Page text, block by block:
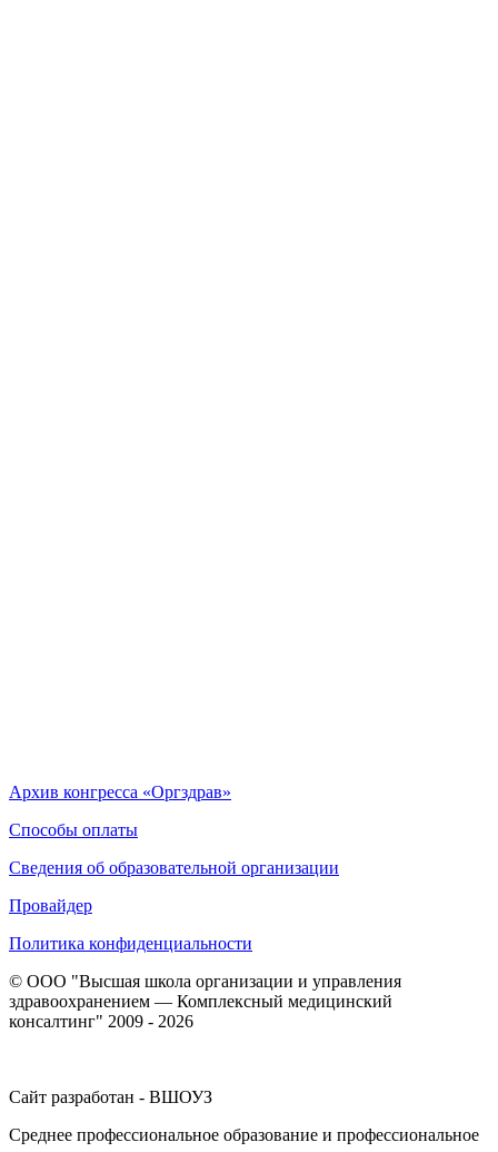
Архив конгресса «Оргздрав»
Способы оплаты
Сведения об образовательной организации
Провайдер
Политика конфиденциальности
© ООО "Высшая школа организации и управления
здравоохранением — Комплексный медицинский
консалтинг" 2009 - 2026
Сайт разработан - ВШОУЗ
Среднее профессиональное образование и профессиональное